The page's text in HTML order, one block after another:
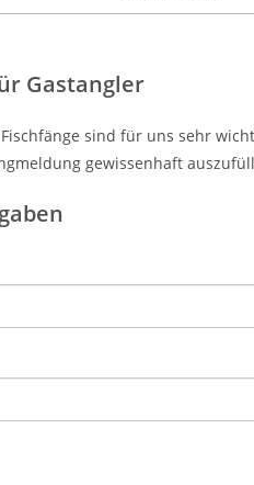
Gastangler
sind für uns sehr
gewissenhaft